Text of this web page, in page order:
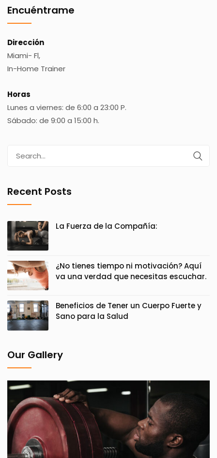
Encuéntrame
Dirección
Miami- Fl,
In-Home Trainer
Horas
Lunes a viernes: de 6:00 a 23:00 P.
Sábado: de 9:00 a 15:00 h.
Recent Posts
La Fuerza de la Compañía:
¿No tienes tiempo ni motivación? Aquí
va una verdad que necesitas escuchar.
Beneficios de Tener un Cuerpo Fuerte y
Sano para la Salud
Our Gallery